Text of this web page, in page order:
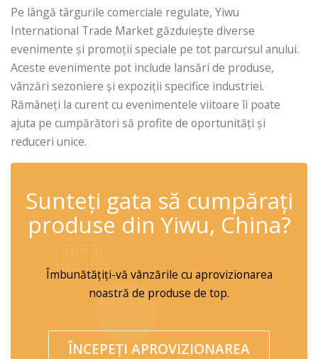
Pe lângă târgurile comerciale regulate, Yiwu
International Trade Market găzduiește diverse
evenimente și promoții speciale pe tot parcursul anului.
Aceste evenimente pot include lansări de produse,
vânzări sezoniere și expoziții specifice industriei.
Rămâneți la curent cu evenimentele viitoare îi poate
ajuta pe cumpărători să profite de oportunități și
reduceri unice.
Sunteți gata să cumpărați
produse din Yiwu, China?
Îmbunătățiți-vă vânzările cu aprovizionarea
noastră de produse de top.
ÎNCEPEȚI APROVIZIONAREA